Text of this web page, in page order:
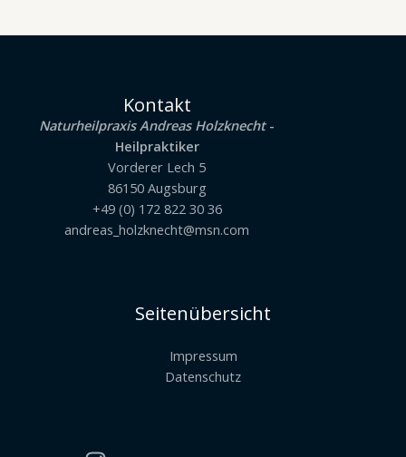
Kontakt
Naturheilpraxis Andreas Holzknecht-
Heilpraktiker
Vorderer Lech 5
86150 Augsburg
+49 (0) 172 822 30 36
andreas_holzknecht@msn.com
Seitenübersicht
Impressum
Datenschutz